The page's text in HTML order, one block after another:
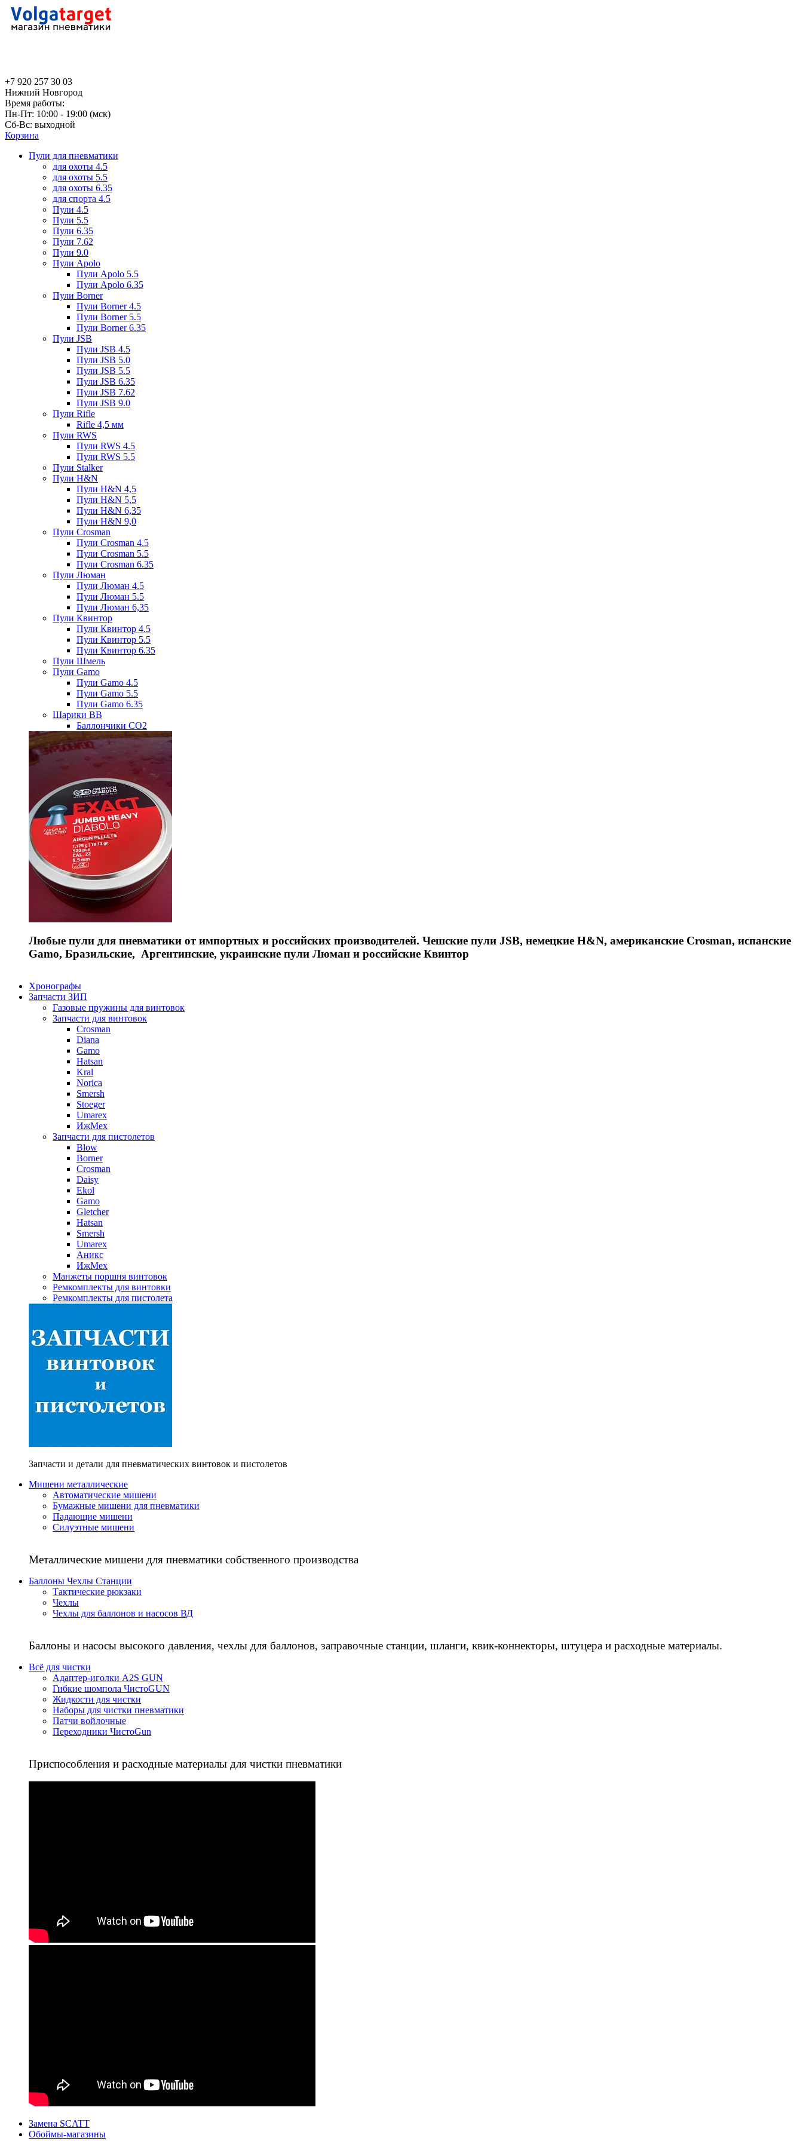
+7 920 257 30 03
Нижний Новгород
Время работы:
Пн-Пт: 10:00 - 19:00 (мск)
Сб-Вс: выходной
Корзина
Пули для пневматики
для охоты 4.5
для охоты 5.5
для охоты 6.35
для спорта 4.5
Пули 4.5
Пули 5.5
Пули 6.35
Пули 7.62
Пули 9.0
Пули Apolo
Пули Apolo 5.5
Пули Apolo 6.35
Пули Borner
Пули Borner 4.5
Пули Borner 5.5
Пули Borner 6.35
Пули JSB
Пули JSB 4.5
Пули JSB 5.0
Пули JSB 5.5
Пули JSB 6.35
Пули JSB 7.62
Пули JSB 9.0
Пули Rifle
Rifle 4,5 мм
Пули RWS
Пули RWS 4.5
Пули RWS 5.5
Пули Stalker
Пули H&N
Пули H&N 4,5
Пули H&N 5,5
Пули H&N 6,35
Пули H&N 9,0
Пули Crosman
Пули Crosman 4.5
Пули Crosman 5.5
Пули Crosman 6.35
Пули Люман
Пули Люман 4.5
Пули Люман 5.5
Пули Люман 6,35
Пули Квинтор
Пули Квинтор 4.5
Пули Квинтор 5.5
Пули Квинтор 6.35
Пули Шмель
Пули Gamo
Пули Gamo 4.5
Пули Gamo 5.5
Пули Gamo 6.35
Шарики BB
Баллончики CO2
Любые пули для пневматики от импортных и российских производителей. Чешские пули JSB, немецкие H&N, американские Crosman, испанские
Gamo, Бразильские, Аргентинские, украинские пули Люман и российские Квинтор
Хронографы
Запчасти ЗИП
Газовые пружины для винтовок
Запчасти для винтовок
Crosman
Diana
Gamo
Hatsan
Kral
Norica
Smersh
Stoeger
Umarex
ИжМех
Запчасти для пистолетов
Blow
Borner
Crosman
Daisy
Ekol
Gamo
Gletcher
Hatsan
Smersh
Umarex
Аникс
ИжМех
Манжеты поршня винтовок
Ремкомплекты для винтовки
Ремкомплекты для пистолета
Запчасти и детали для пневматических винтовок и пистолетов
Мишени металлические
Автоматические мишени
Бумажные мишени для пневматики
Падающие мишени
Силуэтные мишени
Металлические мишени для пневматики собственного производства
Баллоны Чехлы Станции
Тактические рюкзаки
Чехлы
Чехлы для баллонов и насосов ВД
Баллоны и насосы высокого давления, чехлы для баллонов, заправочные станции, шланги, квик-коннекторы, штуцера и расходные материалы.
Всё для чистки
Адаптер-иголки A2S GUN
Гибкие шомпола ЧистоGUN
Жидкости для чистки
Наборы для чистки пневматики
Патчи войлочные
Переходники ЧистоGun
Приспособления и расходные материалы для чистки пневматики
Замена SCATT
Обоймы-магазины